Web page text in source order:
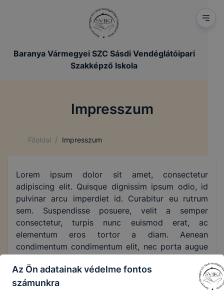
Baranya Vármegyei SZC Sásdi Vendéglátóipari
Szakképző Iskola
Impresszum
Főoldal / Impresszum
Lorem ipsum dolor sit amet, consectetur
adipiscing elit. Quisque dignissim ipsum odio, id
pulvinar arcu imperdiet id. Curabitur eu rutrum
sem. Suspendisse posuere, velit a semper
consectetur, turpis nunc euismod erat, ac
elementum eros tortor a diam. Aenean
condimentum condimentum elit, nec porta augue
congue placerat et eu libero. Morbi cursus
hendrerit elit non facilisis. Praesent cursus sodales
Az Ön adatainak védelme fontos
számunkra